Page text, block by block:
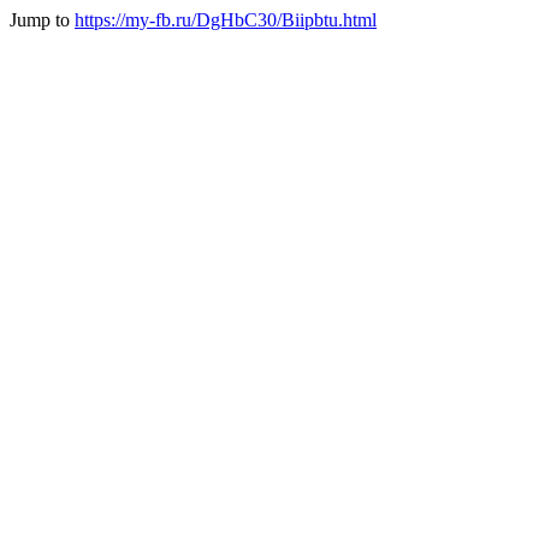
Jump to https://my-fb.ru/DgHbC30/Biipbtu.html